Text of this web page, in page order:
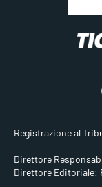
Registrazione al
Direttore
Direttore Editoriale: